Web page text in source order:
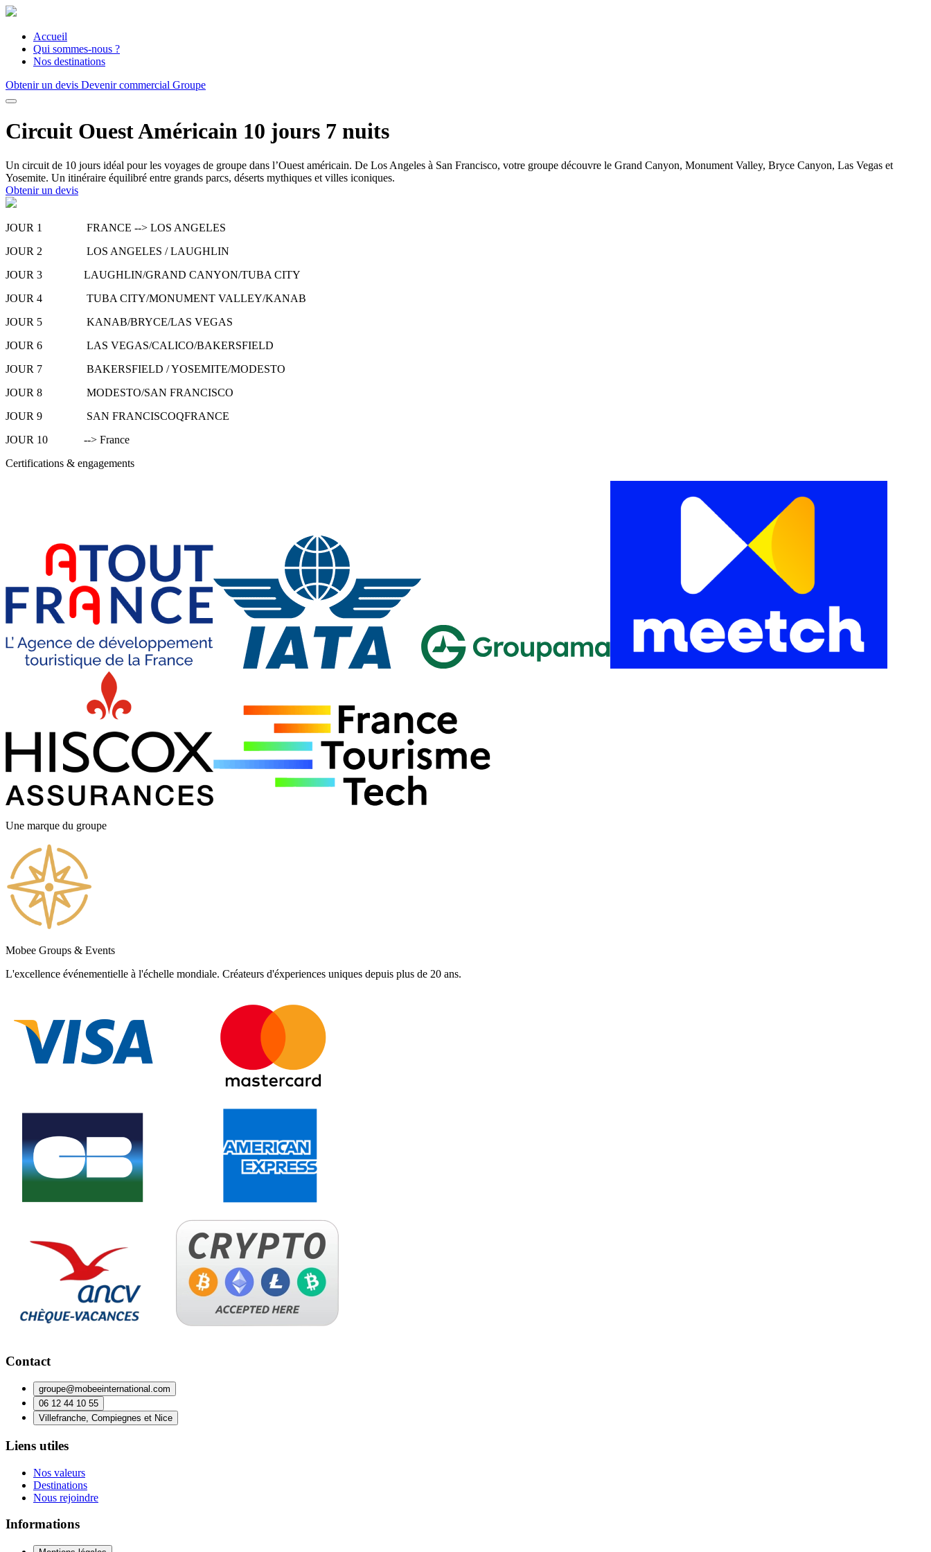
Accueil
Qui sommes-nous ?
Nos destinations
Obtenir un devis Devenir commercial Groupe
Circuit Ouest Américain 10 jours 7 nuits
Un circuit de 10 jours idéal pour les voyages de groupe dans l’Ouest américain. De Los Angeles à San Francisco, votre groupe découvre le Grand Canyon, Monument Valley, Bryce Canyon, Las Vegas et
Yosemite. Un itinéraire équilibré entre grands parcs, déserts mythiques et villes iconiques.
Obtenir un devis
JOUR 1 FRANCE --> LOS ANGELES
JOUR 2 LOS ANGELES / LAUGHLIN
JOUR 3 LAUGHLIN/GRAND CANYON/TUBA CITY
JOUR 4 TUBA CITY/MONUMENT VALLEY/KANAB
JOUR 5 KANAB/BRYCE/LAS VEGAS
JOUR 6 LAS VEGAS/CALICO/BAKERSFIELD
JOUR 7 BAKERSFIELD / YOSEMITE/MODESTO
JOUR 8 MODESTO/SAN FRANCISCO
JOUR 9 SAN FRANCISCOQFRANCE
JOUR 10 --> France
Certifications & engagements
Une marque du groupe
Mobee Groups & Events
L'excellence événementielle à l'échelle mondiale. Créateurs d'éxperiences uniques depuis plus de 20 ans.
Contact
groupe@mobeeinternational.com
06 12 44 10 55
Villefranche, Compiegnes et Nice
Liens utiles
Nos valeurs
Destinations
Nous rejoindre
Informations